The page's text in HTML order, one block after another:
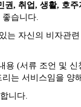
권, 취업, 생활, 호
좋습니다.
는 자신의 비자관련
용 (서류 조언 및
는 서비스임을 양
니다.